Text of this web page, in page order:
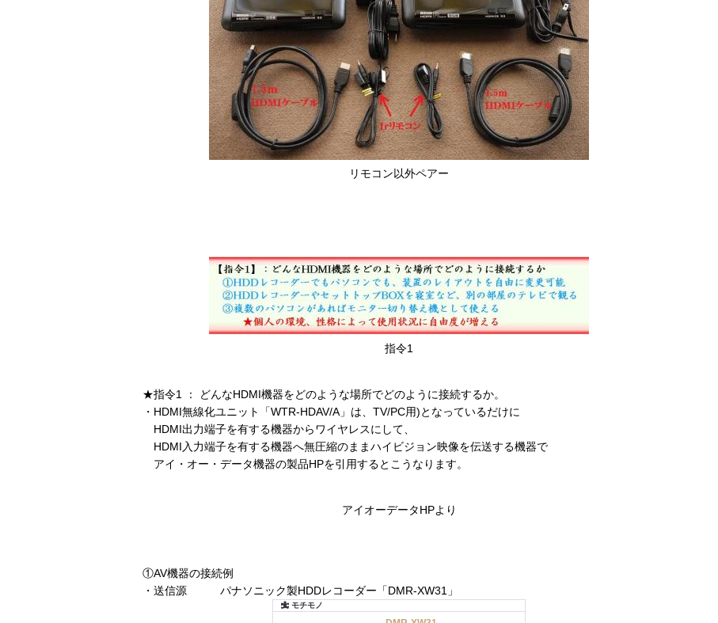
リモコン以外ペアー
指令1
★指令1 ： どんなHDMI機器をどのような場所でどのように接続するか。
・HDMI無線化ユニット「WTR-HDAV/A」は、TV/PC用)となっているだけに
HDMI出力端子を有する機器からワイヤレスにして、
HDMI入力端子を有する機器へ無圧縮のままハイビジョン映像を伝送する機器で
アイ・オー・データ機器の製品HPを引用するとこうなります。
アイオーデータHPより
①AV機器の接続例
・送信源 パナソニック製HDDレコーダー「DMR-XW31」